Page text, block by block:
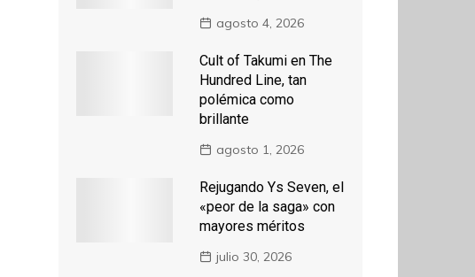
agosto 4, 2026
Cult of Takumi en The
Hundred Line, tan
polémica como
brillante
agosto 1, 2026
Rejugando Ys Seven, el
«peor de la saga» con
mayores méritos
julio 30, 2026